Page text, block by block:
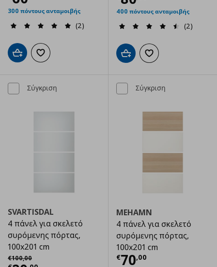
300 πόντους ανταμοιβής
(2)
Προσθήκη στο καλάθι
Προσθήκη στα αγαπημένα
400 πόντους ανταμοιβής
(2)
Προσθήκη στο καλάθι
Προσθήκη στα
Σύγκριση
SVARTISDAL
4 πάνελ για σκελετό
συρόμενης πόρτας,
100x201 cm
€100,00
Αρχική τιμή
Σύγκριση
MEHAMN
4 πάνελ για σκελετό
συρόμενης πόρτας,
100x201 cm
€70,00
Τρέχουσα